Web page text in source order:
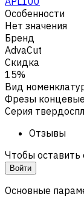
Особенности
Нет значения
Бренд
AdvaCut
Скидка
15%
Вид
Фрезы
Серия
Отзывы
Чтобы оставить
Войти
Основные